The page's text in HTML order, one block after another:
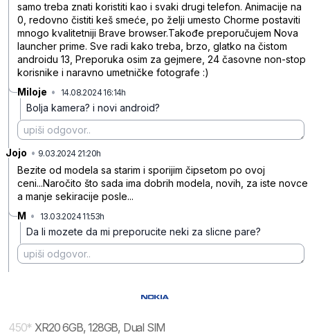
samo treba znati koristiti kao i svaki drugi telefon. Animacije na
0, redovno čistiti keš smeće, po želji umesto Chorme postaviti
mnogo kvalitetniji Brave browser.Takođe preporučujem Nova
launcher prime. Sve radi kako treba, brzo, glatko na čistom
androidu 13, Preporuka osim za gejmere, 24 časovne non-stop
korisnike i naravno umetničke fotografe :)
Miloje • 14.08.2024 16:14h
Bolja kamera? i novi android?
Jojo • 9.03.2024 21:20h
Bezite od modela sa starim i sporijim čipsetom po ovoj
ceni...Naročito što sada ima dobrih modela, novih, za iste novce
a manje sekiracije posle...
M • 13.03.2024 11:53h
Da li mozete da mi preporucite neki za slicne pare?
450* XR20 6GB, 128GB, Dual SIM